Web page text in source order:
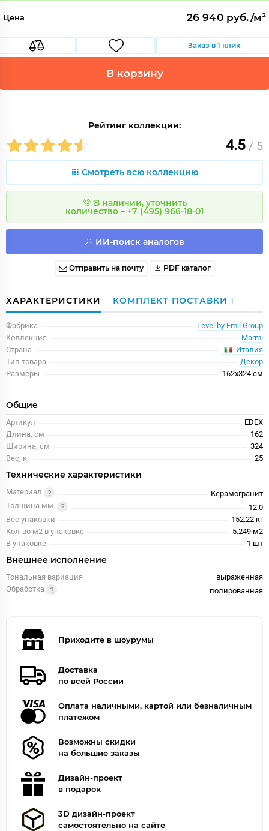
Цена 26 940 руб./м²
Заказ в 1 клик
В корзину
Рейтинг коллекции:
4.5 / 5
Смотреть всю коллекцию
В наличии, уточнить
количество – +7 (495) 966-18-01
ИИ-поиск аналогов
Отправить на почту PDF каталог
ХАРАКТЕРИСТИКИ КОМПЛЕКТ ПОСТАВКИ 1
Фабрика
Level by Emil Group
Коллекция
Marmi
Страна
Италия
Тип товара
Декор
Размеры
162x324 см
Общие
Артикул
EDEX
Длина, см
162
Ширина, см
324
Вес, кг
25
Технические характеристики
Материал
Керамогранит
Толщина мм.
12.0
Вес упаковки
152.22 кг
Кол-во м2 в упаковке
5.249 м2
В упаковке
1 шт
Внешнее исполнение
Тональная вариация
выраженная
Обработка
полированная
Приходите в шоурумы
Доставка
по всей России
Оплата наличными, картой или безналичным
платежом
Возможны скидки
на большие заказы
Дизайн-проект
в подарок
3D дизайн-проект
самостоятельно на сайте